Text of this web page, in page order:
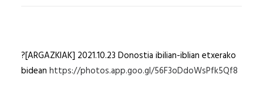
?[ARGAZKIAK] 2021.10.23 Donostia ibilian-iblian etxerako
bidean https://photos.app.goo.gl/56F3oDdoWsPfk5Qf8